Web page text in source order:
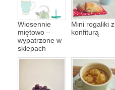
Wiosennie
miętowo –
wypatrzone w
sklepach
Mini rogaliki z
konfiturą